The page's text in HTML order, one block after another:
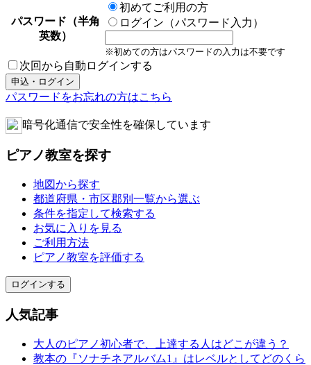
パスワード（半角
英数）
初めてご利用の方
ログイン（パスワード入力）
※初めての方はパスワードの入力は不要です
次回から自動ログインする
パスワードをお忘れの方はこちら
暗号化通信で安全性を確保しています
ピアノ教室を探す
地図から探す
都道府県・市区郡別一覧から選ぶ
条件を指定して検索する
お気に入りを見る
ご利用方法
ピアノ教室を評価する
ログインする
人気記事
大人のピアノ初心者で、上達する人はどこが違う？
教本の『ソナチネアルバム1』はレベルとしてどのくら